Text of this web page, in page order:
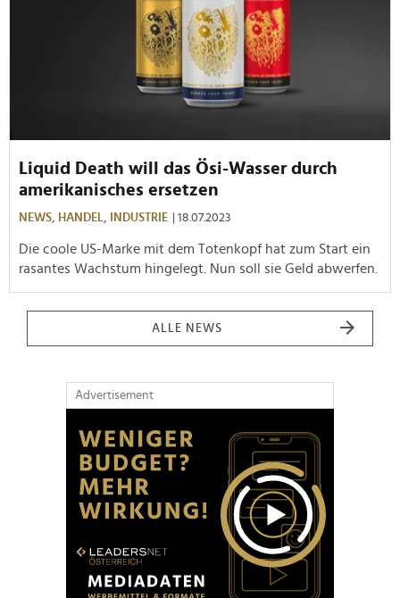
Liquid Death will das Ösi-Wasser durch
amerikanisches ersetzen
NEWS, HANDEL, INDUSTRIE | 18.07.2023
Die coole US-Marke mit dem Totenkopf hat zum Start ein
rasantes Wachstum hingelegt. Nun soll sie Geld abwerfen.
ALLE NEWS
Advertisement